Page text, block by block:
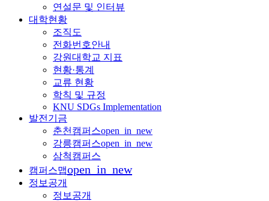
연설문 및 인터뷰
대학현황
조직도
전화번호안내
강원대학교 지표
현황·통계
교류 현황
학칙 및 규정
KNU SDGs Implementation
발전기금
춘천캠퍼스open_in_new
강릉캠퍼스open_in_new
삼척캠퍼스
캠퍼스맵open_in_new
정보공개
정보공개